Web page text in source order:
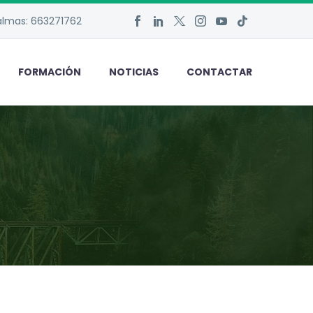
663271762
FORMACIÓN NOTICIAS CONTACTAR